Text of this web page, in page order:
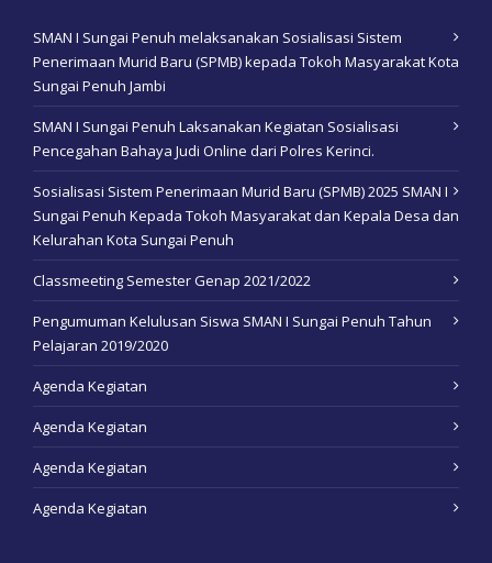
SMAN I Sungai Penuh melaksanakan Sosialisasi Sistem
Penerimaan Murid Baru (SPMB) kepada Tokoh Masyarakat Kota
Sungai Penuh Jambi
SMAN I Sungai Penuh Laksanakan Kegiatan Sosialisasi
Pencegahan Bahaya Judi Online dari Polres Kerinci.
Sosialisasi Sistem Penerimaan Murid Baru (SPMB) 2025 SMAN I
Sungai Penuh Kepada Tokoh Masyarakat dan Kepala Desa dan
Kelurahan Kota Sungai Penuh
Classmeeting Semester Genap 2021/2022
Pengumuman Kelulusan Siswa SMAN I Sungai Penuh Tahun
Pelajaran 2019/2020
Agenda Kegiatan
Agenda Kegiatan
Agenda Kegiatan
Agenda Kegiatan